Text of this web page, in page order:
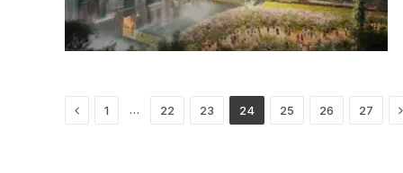
Previous
1 … 22 23 24 25 26 27